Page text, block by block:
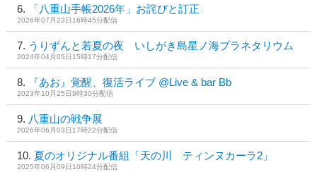
「八重山手帳2026年」お詫びと訂正
2026年07月23日16時45分配信
うりずんと若夏の夜 いしがき島星ノ海プラネタリウム
2024年04月05日15時17分配信
『あお』覚醒、復活ライブ @Live & bar Bb
2023年10月25日9時30分配信
八重山の戦争展
2026年06月03日17時22分配信
夏のオリジナル番組「天の川 ティンヌカーラ2」
2025年06月09日10時24分配信